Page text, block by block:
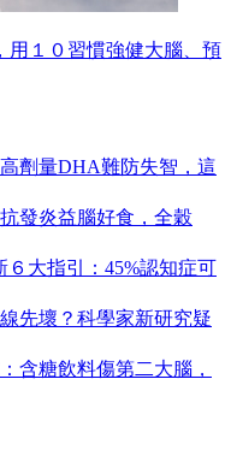
用１０習慣強健大腦、預
劑量DHA難防失智，這
發炎益腦好食，全穀
大指引：45%認知症可
先壞？科學家新研究疑
含糖飲料傷第二大腦，